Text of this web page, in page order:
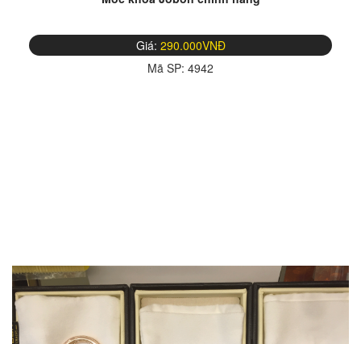
Giá: 290.000VNĐ
Mã SP: 4942